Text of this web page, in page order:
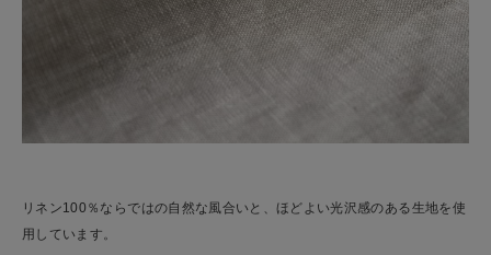
リネン100％ならではの自然な風合いと、ほどよい光沢感のある生地を使
用しています。